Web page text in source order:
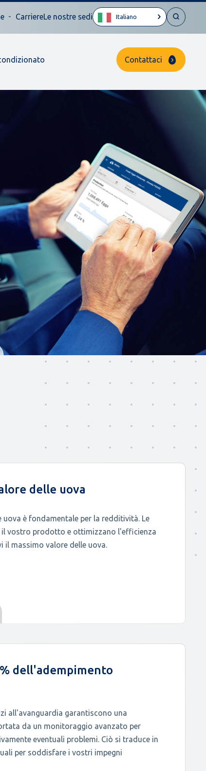
CarriereLe nostre sedi Italiano
Contattaci
delle uova
uova è fondamentale per la redditività. Le
vostro prodotto e ottimizzano l'efficienza
il massimo valore delle uova.
dell'adempimento
all'avanguardia garantiscono una
da un monitoraggio avanzato per
eventuali problemi. Ciò si traduce in
per soddisfare i vostri impegni